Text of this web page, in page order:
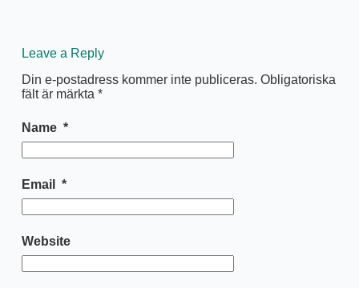
Leave a Reply
Din e-postadress kommer inte publiceras. Obligatoriska
fält är märkta *
Name *
Email *
Website